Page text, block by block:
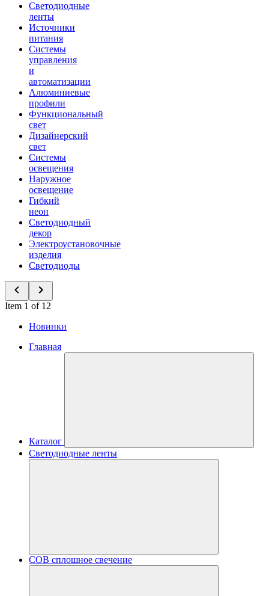
Светодиодные
ленты
Источники
питания
Системы
управления
и
автоматизации
Алюминиевые
профили
Функциональный
свет
Дизайнерский
свет
Системы
освещения
Наружное
освещение
Гибкий
неон
Светодиодный
декор
Электроустановочные
изделия
Светодиоды
Item 1 of 12
Новинки
Главная
Каталог
Светодиодные ленты
COB сплошное свечение